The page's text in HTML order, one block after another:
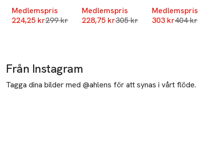
Shampoo, 300
ml
Medlemspris
224,25 krLägsta pris 30 dagar
299 kr
Medlemspris
228,75 krLägsta pris 30 dagar
305 kr
Medlemspris
303 krLägsta pris
404 kr
Från Instagram
Tagga dina bilder med @ahlens för att synas i vårt flöde.